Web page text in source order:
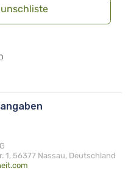
1, 56377 Nassau, Deutschland